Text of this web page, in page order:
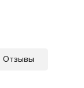
Отзывы